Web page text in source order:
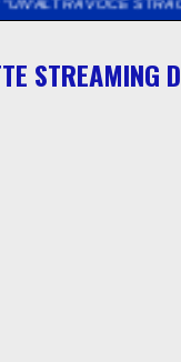
PER
STREAMING